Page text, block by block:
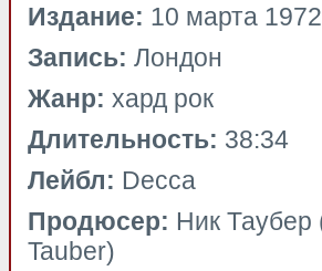
Издание: 10 марта
Запись: Лондон
Жанр: хард рок
Длительность: 38:34
Лейбл: Decca
Продюсер: Ник Таубер
Tauber)